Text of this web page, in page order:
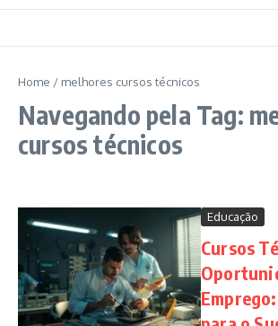
Home / melhores cursos técnicos
Navegando pela Tag:
cursos técnicos
Educação
Cursos